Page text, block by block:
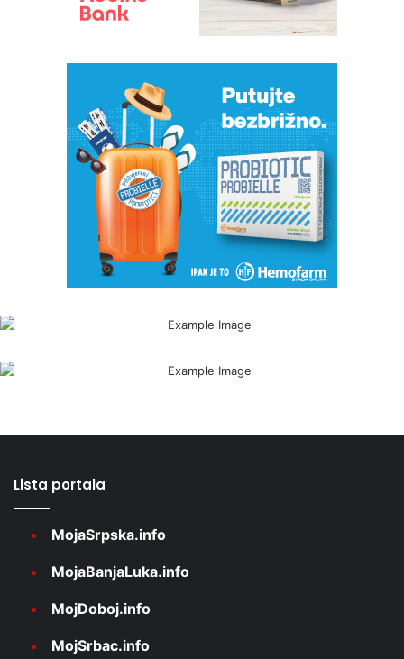
Lista portala
MojaSrpska.info
MojaBanjaLuka.info
MojDoboj.info
MojSrbac.info